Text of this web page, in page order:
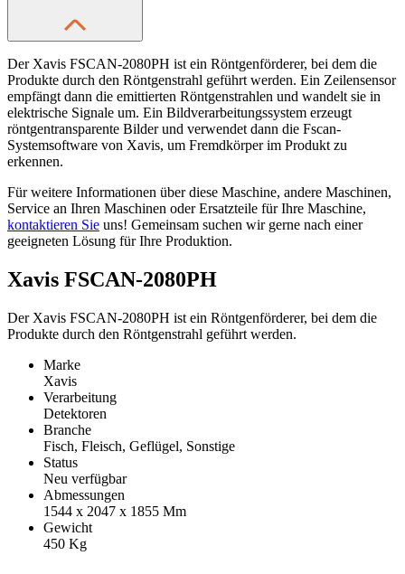
Der Xavis FSCAN-2080PH ist ein Röntgenförderer, bei dem die
Produkte durch den Röntgenstrahl geführt werden. Ein Zeilensensor
empfängt dann die emittierten Röntgenstrahlen und wandelt sie in
elektrische Signale um. Ein Bildverarbeitungssystem erzeugt
röntgentransparente Bilder und verwendet dann die Fscan-
Systemsoftware von Xavis, um Fremdkörper im Produkt zu
erkennen.
Für weitere Informationen über diese Maschine, andere Maschinen,
Service an Ihren Maschinen oder Ersatzteile für Ihre Maschine,
kontaktieren Sie uns! Gemeinsam suchen wir gerne nach einer
geeigneten Lösung für Ihre Produktion.
Xavis FSCAN-2080PH
Der Xavis FSCAN-2080PH ist ein Röntgenförderer, bei dem die
Produkte durch den Röntgenstrahl geführt werden.
Marke
Xavis
Verarbeitung
Detektoren
Branche
Fisch, Fleisch, Geflügel, Sonstige
Status
Neu verfügbar
Abmessungen
1544 x 2047 x 1855 Mm
Gewicht
450 Kg